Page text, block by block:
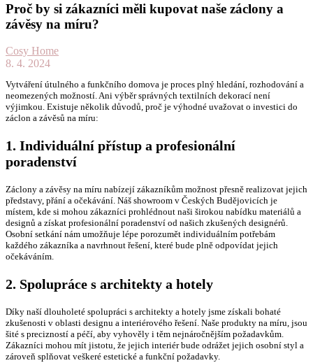
Proč by si zákazníci měli kupovat naše záclony a
závěsy na míru?
Cosy Home
8. 4. 2024
Vytváření útulného a funkčního domova je proces plný hledání, rozhodování a
neomezených možností. Ani výběr správných textilních dekorací není
výjimkou. Existuje několik důvodů, proč je výhodné uvažovat o investici do
záclon a závěsů na míru:
1. Individuální přístup a profesionální
poradenství
Záclony a závěsy na míru nabízejí zákazníkům možnost přesně realizovat jejich
představy, přání a očekávání. Náš showroom v Českých Budějovicích je
místem, kde si mohou zákazníci prohlédnout naši širokou nabídku materiálů a
designů a získat profesionální poradenství od našich zkušených designérů.
Osobní setkání nám umožňuje lépe porozumět individuálním potřebám
každého zákazníka a navrhnout řešení, které bude plně odpovídat jejich
očekáváním.
2. Spolupráce s architekty a hotely
Díky naší dlouholeté spolupráci s architekty a hotely jsme získali bohaté
zkušenosti v oblasti designu a interiérového řešení. Naše produkty na míru, jsou
šité s precizností a péčí, aby vyhověly i těm nejnáročnějším požadavkům.
Zákazníci mohou mít jistotu, že jejich interiér bude odrážet jejich osobní styl a
zároveň splňovat veškeré estetické a funkční požadavky.